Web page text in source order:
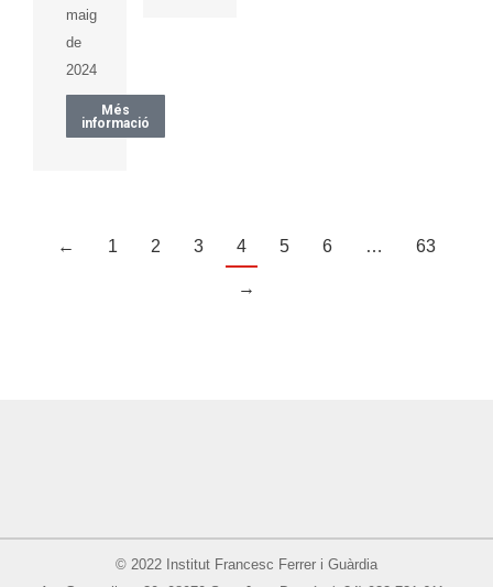
maig
de
2024
Més
informació
← 1 2 3 4 5 6 … 63
→
© 2022 Institut Francesc Ferrer i Guàrdia